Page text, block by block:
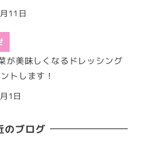
11日
が美味しくなるドレッシング
トします！
1日
のブログ